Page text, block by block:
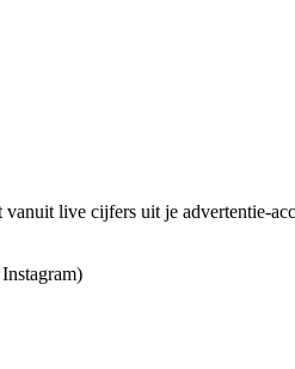
vanuit live cijfers uit je advertentie-